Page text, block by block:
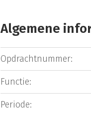
Algemene
Opdrachtnummer:
Functie:
Periode: